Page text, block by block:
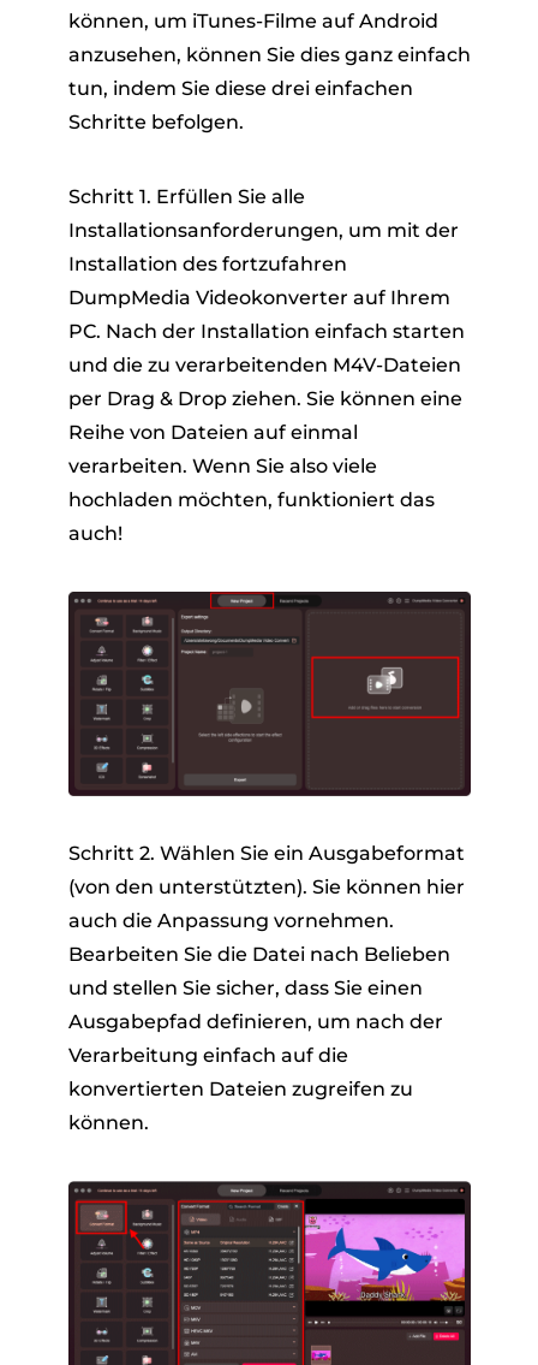
können, um iTunes-Filme auf Android
anzusehen, können Sie dies ganz einfach
tun, indem Sie diese drei einfachen
Schritte befolgen.
Schritt 1. Erfüllen Sie alle
Installationsanforderungen, um mit der
Installation des fortzufahren
DumpMedia Videokonverter auf Ihrem
PC. Nach der Installation einfach starten
und die zu verarbeitenden M4V-Dateien
per Drag & Drop ziehen. Sie können eine
Reihe von Dateien auf einmal
verarbeiten. Wenn Sie also viele
hochladen möchten, funktioniert das
auch!
Schritt 2. Wählen Sie ein Ausgabeformat
(von den unterstützten). Sie können hier
auch die Anpassung vornehmen.
Bearbeiten Sie die Datei nach Belieben
und stellen Sie sicher, dass Sie einen
Ausgabepfad definieren, um nach der
Verarbeitung einfach auf die
konvertierten Dateien zugreifen zu
können.